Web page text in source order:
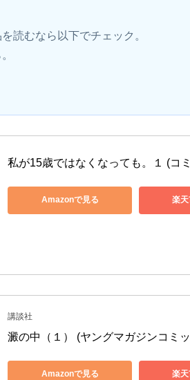
読むなら以下でチェック。
私が15歳ではなくなっても。１ (コ
Amazonで見る 楽
講談社
澱の中（１） (ヤングマガジンコミ
Amazonで見る 楽